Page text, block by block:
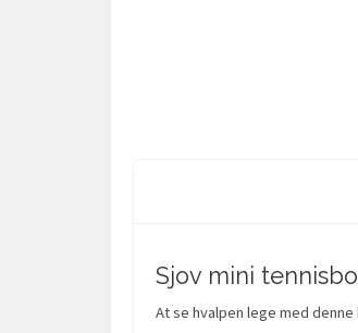
Sjov mini
At se hvalpen lege med